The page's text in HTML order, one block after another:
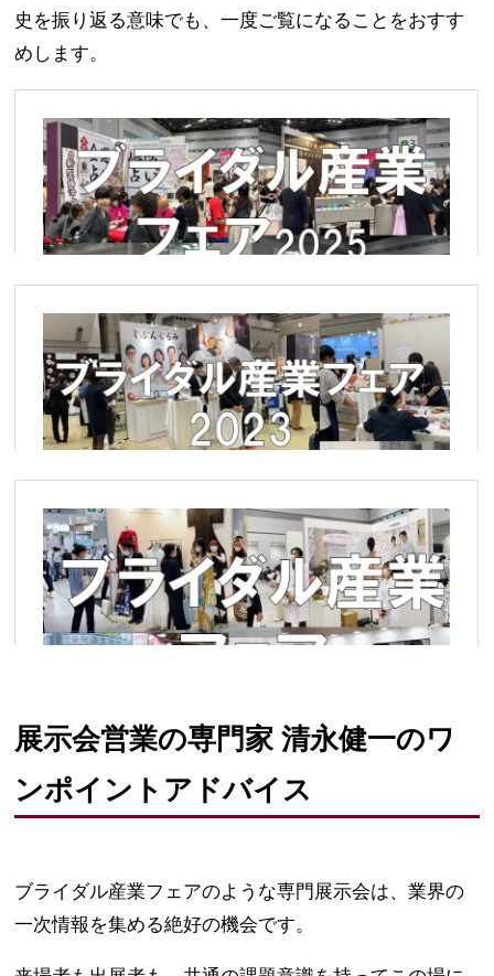
史を振り返る意味でも、一度ご覧になることをおすす
めします。
展示会営業の専門家 清永健一のワ
ンポイントアドバイス
ブライダル産業フェアのような専門展示会は、業界の
一次情報を集める絶好の機会です。